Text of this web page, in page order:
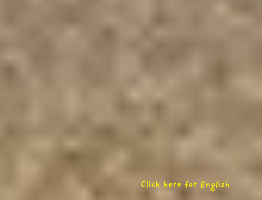
Click here for English